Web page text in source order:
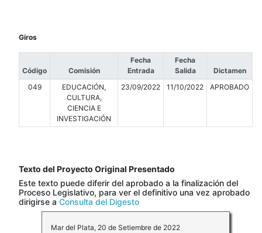
Giros
Código Comisión
Fecha
Entrada
Fecha
Salida
Dictamen
049
EDUCACIÓN,
CULTURA,
CIENCIA E
INVESTIGACIÓN
23/09/2022 11/10/2022 APROBADO
Texto del Proyecto Original Presentado
Este texto puede diferir del aprobado a la finalización del
Proceso Legislativo, para ver el definitivo una vez aprobado
dirigirse a Consulta del Digesto
Mar del Plata, 20 de Setiembre de 2022